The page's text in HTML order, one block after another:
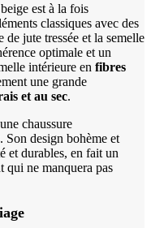
est à la fois
classiques avec des
jute tressée et la semelle
optimale et un
intérieure en fibres
une grande
et au sec.
chaussure
Son design bohème et
et durables, en fait un
qui ne manquera pas